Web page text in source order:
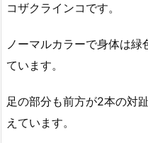
コザクラインコです。
ノーマルカラーで身体は
ています。
足の部分も前方が2本の対
えています。